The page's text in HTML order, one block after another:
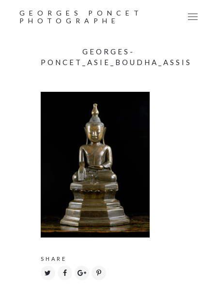
GEORGES PONCET
PHOTOGRAPHE
GEORGES-
PONCET_ASIE_BOUDHA_ASSIS
SHARE